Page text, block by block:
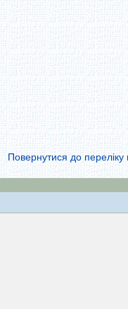
Повернутися до переліку